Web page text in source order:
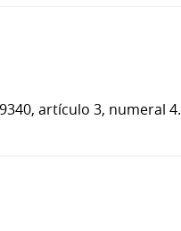
artículo 3, numeral 4.